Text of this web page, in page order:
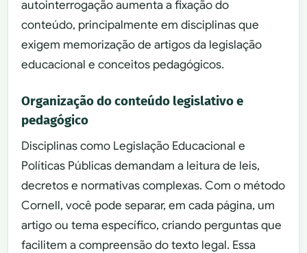
autointerrogação aumenta a fixação do
conteúdo, principalmente em disciplinas que
exigem memorização de artigos da legislação
educacional e conceitos pedagógicos.
Organização do conteúdo legislativo e
pedagógico
Disciplinas como Legislação Educacional e
Políticas Públicas demandam a leitura de leis,
decretos e normativas complexas. Com o método
Cornell, você pode separar, em cada página, um
artigo ou tema específico, criando perguntas que
facilitem a compreensão do texto legal. Essa